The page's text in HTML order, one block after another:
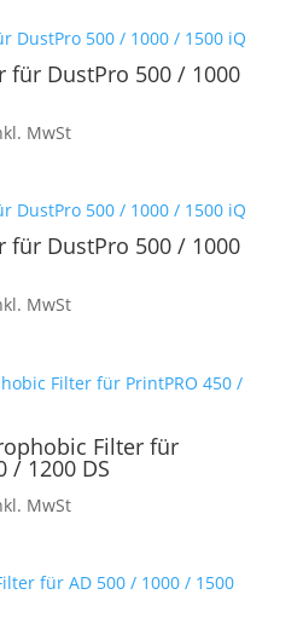
für DustPro 500 / 1000
MwSt
für DustPro 500 / 1000
MwSt
Filter für
/ 1200 DS
MwSt